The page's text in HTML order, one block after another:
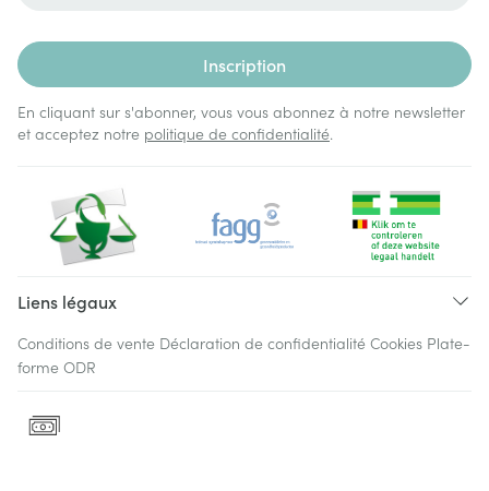
Inscription
En cliquant sur s'abonner, vous vous abonnez à notre newsletter
et acceptez notre politique de confidentialité.
Liens légaux
Conditions de vente Déclaration de confidentialité Cookies Plate-
forme ODR